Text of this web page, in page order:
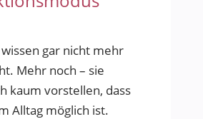
gar nicht mehr
Mehr noch – sie
kaum vorstellen, dass
Alltag möglich ist.